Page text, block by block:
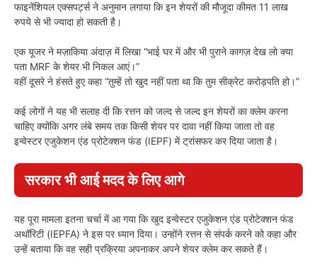
फाइनेंशियल एक्सपर्ट्स ने अनुमान लगाया कि इन शेयरों की मौजूदा कीमत 11 लाख
रुपये से भी ज्यादा हो सकती है।
एक यूजर ने मज़ाकिया अंदाज़ में लिखा “भाई घर में और भी पुराने कागज़ देख लो क्या
पता MRF के शेयर भी निकल आएं।”
वहीं दूसरे ने हंसते हुए कहा “तुम्हें तो खुद नहीं पता था कि तुम सीक्रेट करोड़पति हो।”
कई लोगों ने यह भी सलाह दी कि रत्तन को जल्द से जल्द इन शेयरों का क्लेम करना
चाहिए क्योंकि अगर लंबे समय तक किसी शेयर पर दावा नहीं किया जाता तो वह
इन्वेस्टर एजुकेशन एंड प्रोटेक्शन फंड (IEPF) में ट्रांसफर कर दिया जाता है।
सरकार भी आई मदद के लिए आगे
यह पूरा मामला इतना चर्चा में आ गया कि खुद इन्वेस्टर एजुकेशन एंड प्रोटेक्शन फंड
अथॉरिटी (IEPFA) ने इस पर ध्यान दिया। उन्होंने रत्तन से संपर्क करने को कहा और
उन्हें बताया कि वह सही प्रक्रिया अपनाकर अपने शेयर क्लेम कर सकते हैं।